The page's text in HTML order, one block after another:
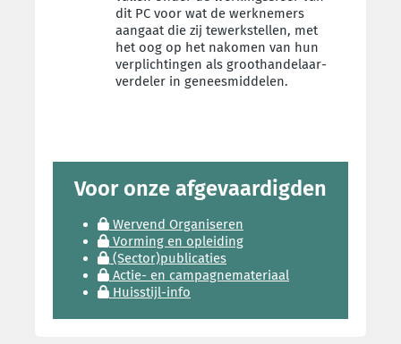
dit PC voor wat de werknemers
aangaat die zij tewerkstellen, met
het oog op het nakomen van hun
verplichtingen als groothandelaar-
verdeler in geneesmiddelen.
Voor onze afgevaardigden
Wervend Organiseren
Vorming en opleiding
(Sector)publicaties
Actie- en campagnemateriaal
Huisstijl-info